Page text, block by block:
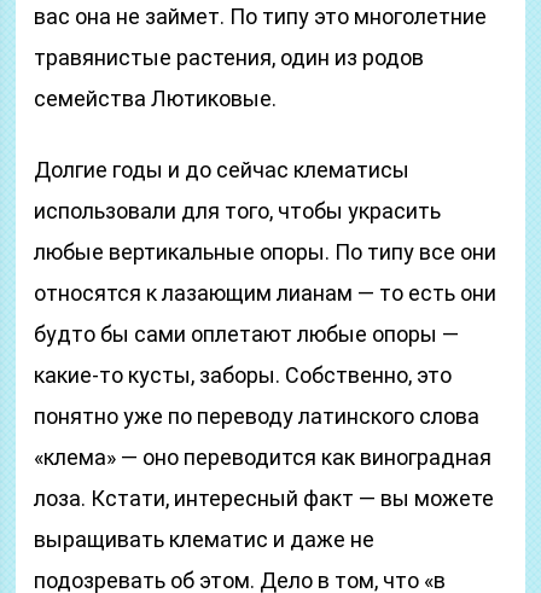
вас она не займет. По типу это многолетние
травянистые растения, один из родов
семейства Лютиковые.
Долгие годы и до сейчас клематисы
использовали для того, чтобы украсить
любые вертикальные опоры. По типу все они
относятся к лазающим лианам — то есть они
будто бы сами оплетают любые опоры —
какие-то кусты, заборы. Собственно, это
понятно уже по переводу латинского слова
«клема» — оно переводится как виноградная
лоза. Кстати, интересный факт — вы можете
выращивать клематис и даже не
подозревать об этом. Дело в том, что «в